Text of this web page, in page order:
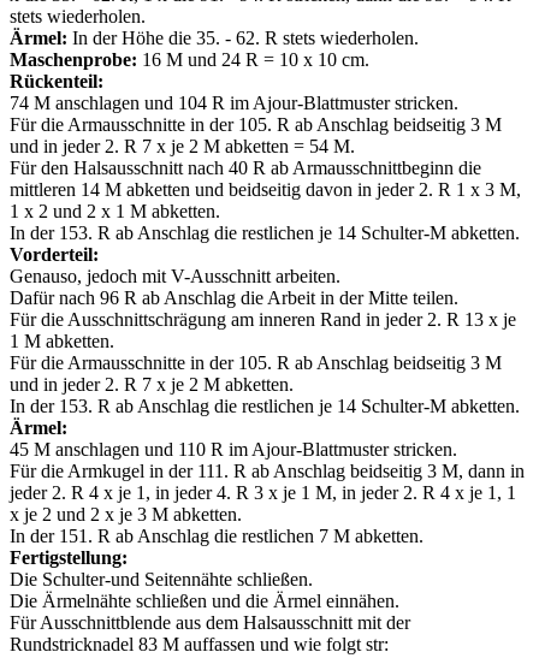
stets wiederholen.
Ärmel: In der Höhe die 35. - 62. R stets wiederholen.
Maschenprobe: 16 M und 24 R = 10 x 10 cm.
Rückenteil:
74 M anschlagen und 104 R im Ajour-Blattmuster stricken.
Für die Armausschnitte in der 105. R ab Anschlag beidseitig 3 M
und in jeder 2. R 7 x je 2 M abketten = 54 M.
Für den Halsausschnitt nach 40 R ab Armausschnittbeginn die
mittleren 14 M abketten und beidseitig davon in jeder 2. R 1 x 3 M,
1 x 2 und 2 x 1 M abketten.
In der 153. R ab Anschlag die restlichen je 14 Schulter-M abketten.
Vorderteil:
Genauso, jedoch mit V-Ausschnitt arbeiten.
Dafür nach 96 R ab Anschlag die Arbeit in der Mitte teilen.
Für die Ausschnittschrägung am inneren Rand in jeder 2. R 13 x je
1 M abketten.
Für die Armausschnitte in der 105. R ab Anschlag beidseitig 3 M
und in jeder 2. R 7 x je 2 M abketten.
In der 153. R ab Anschlag die restlichen je 14 Schulter-M abketten.
Ärmel:
45 M anschlagen und 110 R im Ajour-Blattmuster stricken.
Für die Armkugel in der 111. R ab Anschlag beidseitig 3 M, dann in
jeder 2. R 4 x je 1, in jeder 4. R 3 x je 1 M, in jeder 2. R 4 x je 1, 1
x je 2 und 2 x je 3 M abketten.
In der 151. R ab Anschlag die restlichen 7 M abketten.
Fertigstellung:
Die Schulter-und Seitennähte schließen.
Die Ärmelnähte schließen und die Ärmel einnähen.
Für Ausschnittblende aus dem Halsausschnitt mit der
Rundstricknadel 83 M auffassen und wie folgt str: